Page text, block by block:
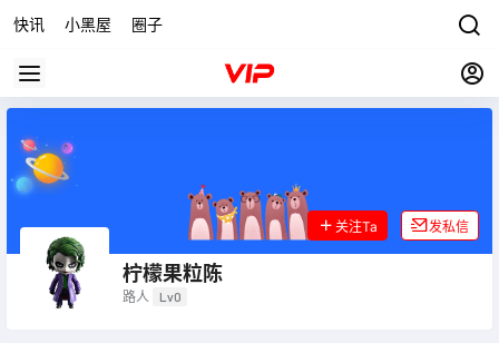
快讯 小黑屋 圈子
柠檬果粒陈
路人 Lv0
关注Ta 发私信